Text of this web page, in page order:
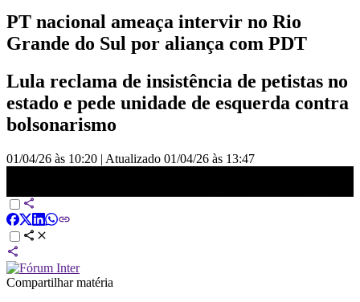
PT nacional ameaça intervir no Rio
Grande do Sul por aliança com PDT
Lula reclama de insistência de petistas no
estado e pede unidade de esquerda contra
bolsonarismo
01/04/26 às 10:20 | Atualizado 01/04/26 às 13:47
Compartilhar matéria